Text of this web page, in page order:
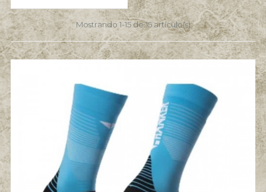
Mostrando 1-15 de 15 artículo(s)